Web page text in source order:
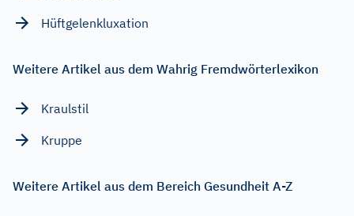
Hüftgelenkluxation
Weitere Artikel aus dem Wahrig Fremdwörterlexikon
Kraulstil
Kruppe
Weitere Artikel aus dem Bereich Gesundheit A-Z